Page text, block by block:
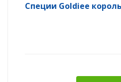
Специи Goldiee